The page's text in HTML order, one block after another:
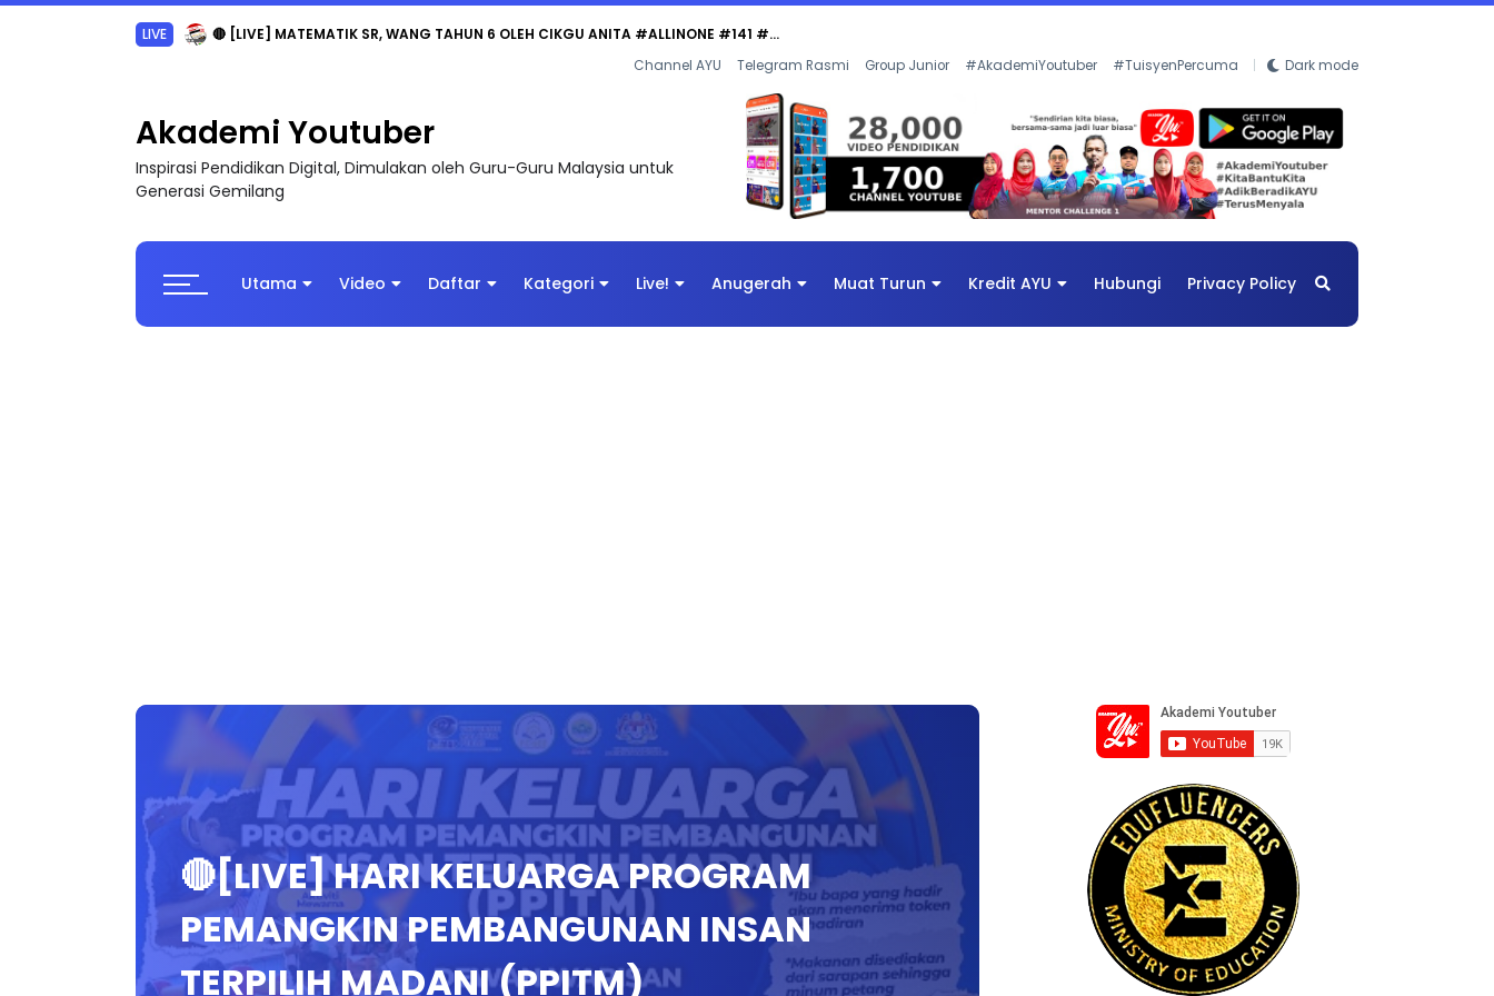
LIVE 🔴 [LIVE] MATEMATIK SR, WANG TAHUN 6 OLEH CIKGU ANITA #ALLINONE #141 #...
Channel AYU Telegram Rasmi Group Junior #AkademiYoutuber #TuisyenPercuma Dark mode
Akademi Youtuber
Inspirasi Pendidikan Digital, Dimulakan oleh Guru-Guru Malaysia untuk
Generasi Gemilang
Utama Video Daftar Kategori Live! Anugerah Muat Turun Kredit AYU Hubungi Privacy Policy
🔴[LIVE] HARI KELUARGA PROGRAM
PEMANGKIN PEMBANGUNAN INSAN
TERPILIH MADANI (PPITM)